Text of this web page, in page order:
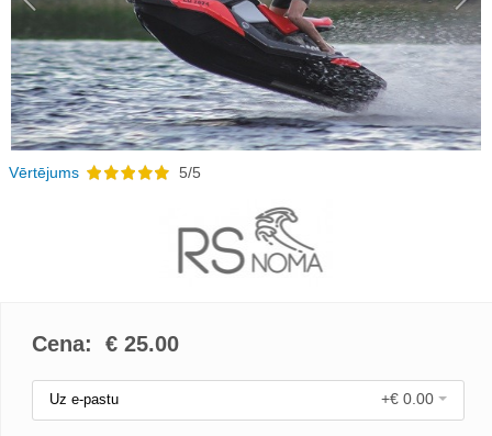
Vērtējums 5/5
Cena: € 25.00
Uz e-pastu +€ 0.00